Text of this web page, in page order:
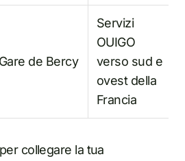
Gare de Bercy
Servizi
OUIGO
verso sud e
ovest della
Francia
collegare la tua